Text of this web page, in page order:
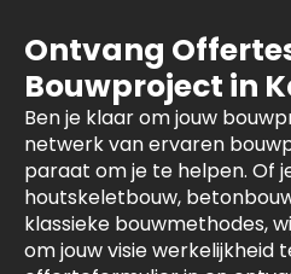
Ontvang
Bouwproject in
Ben je klaar om jouw
netwerk van ervaren
paraat om je te helpen. Of
houtskeletbouw,
klassieke bouwmethodes,
om jouw visie werkelijkheid